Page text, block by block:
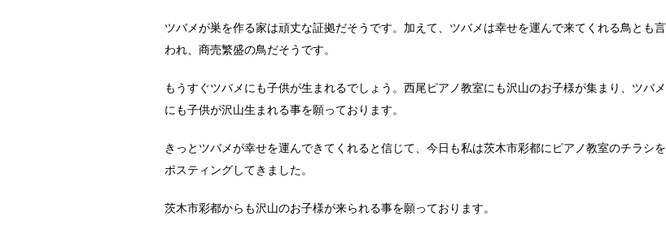
ツバメが巣を作る家は頑丈な証拠だそうです。加えて、ツバメは幸せを運んで来てくれる鳥とも言
われ、商売繁盛の鳥だそうです。
もうすぐツバメにも子供が生まれるでしょう。西尾ピアノ教室にも沢山のお子様が集まり、ツバメ
にも子供が沢山生まれる事を願っております。
きっとツバメが幸せを運んできてくれると信じて、今日も私は茨木市彩都にピアノ教室のチラシを
ポスティングしてきました。
茨木市彩都からも沢山のお子様が来られる事を願っております。